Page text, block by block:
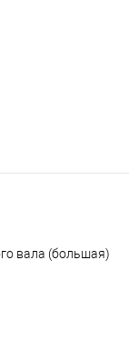
вала (большая)